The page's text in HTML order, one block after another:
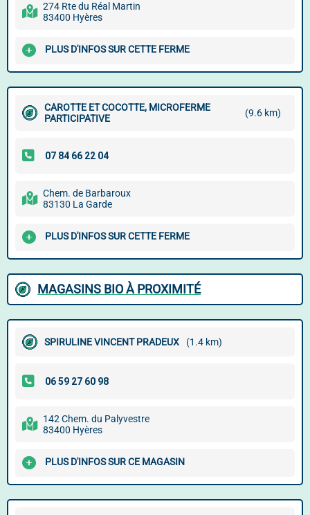
274 Rte du Réal Martin
83400 Hyères
PLUS D'INFOS SUR CETTE FERME
CAROTTE ET COCOTTE, MICROFERME
PARTICIPATIVE
(9.6 km)
Chem. de Barbaroux
83130 La Garde
PLUS D'INFOS SUR CETTE FERME
MAGASINS BIO À PROXIMITÉ
SPIRULINE VINCENT PRADEUX (1.4 km)
142 Chem. du Palyvestre
83400 Hyères
PLUS D'INFOS SUR CE MAGASIN